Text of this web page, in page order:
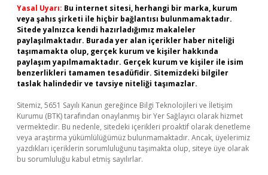
Yasal Uyarı: Bu internet sitesi, herhangi bir marka, kurum
veya şahıs şirketi ile hiçbir bağlantısı bulunmamaktadır.
Sitede yalnızca kendi hazırladığımız makaleler
paylaşılmaktadır. Burada yer alan içerikler haber niteliği
taşımamakta olup, gerçek kurum ve kişiler hakkında
paylaşım yapılmamaktadır. Gerçek kurum ve kişiler ile isim
benzerlikleri tamamen tesadüfidir. Sitemizdeki bilgiler
taslak halindedir ve tavsiye niteliği taşımazlar.
Sitemiz, 5651 Sayılı Kanun gereğince Bilgi Teknolojileri ve İletişim
Kurumu (BTK) tarafından onaylanmış bir Yer Sağlayıcı olarak hizmet
vermektedir. Bu nedenle, sitedeki içerikleri proaktif olarak denetleme
veya araştırma yükümlülüğümüz bulunmamaktadır. Ancak, üyelerimiz
yazdıkları içeriklerin sorumluluğunu taşımakta olup, siteye üye olarak
bu sorumluluğu kabul etmiş sayılırlar.